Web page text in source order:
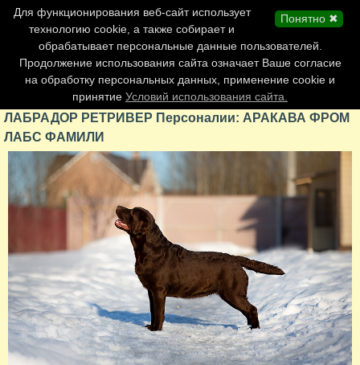
Главная страница
Обновления сайта
Контакты
Персоналии
Форум
ЛАБРАДОР РЕТРИВЕР Персоналии: АРАКАВА ФРОМ
ЛАБС ФАМИЛИ
Понятно ✖
Для функционирования веб-сайт использует
технологию cookie, а также собирает и
обрабатывает персональные данные пользователей.
Продолжение использования сайта означает Ваше согласие
на обработку персональных данных, применение cookie и
принятие Условий использования сайта.